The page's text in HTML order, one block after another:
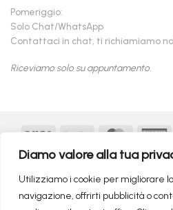
Diamo valore alla tua
Utilizziamo i cookie per migliorare
navigazione, offrirti pubblicità o
Pomeriggio:
Solo Chat/WhatsApp
Contattaci in chat, ti richiamiamo
Riceviamo solo su appuntamento.
Visa PayPal
Google
Pay
MasterCardKlarna
Copyright 2026 ©flashmac® -
02982260214 |